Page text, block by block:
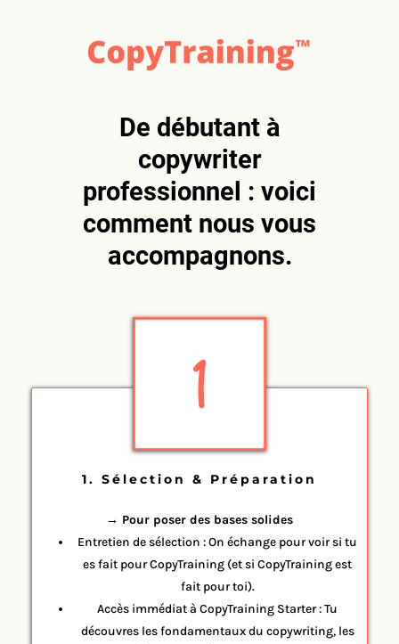
De débutant à
copywriter
professionnel : voici
comment nous vous
accompagnons.
1. Sélection & Préparation
→ Pour poser des bases solides
Entretien de sélection : On échange pour voir si tu
es fait pour CopyTraining (et si CopyTraining est
fait pour toi).
Accès immédiat à CopyTraining Starter : Tu
découvres les fondamentaux du copywriting, les